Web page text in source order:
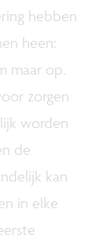
hebben
heen:
maar op.
zorgen
worden
de
kan
in elke